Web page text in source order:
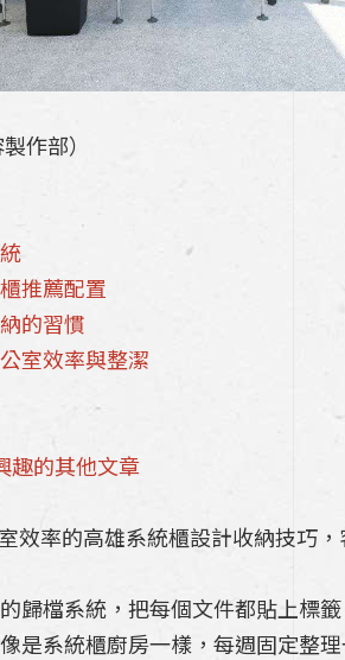
作部）
推薦配置
的習慣
室效率與整潔
趣的其他文章
歸檔系統，把每個文件都貼上標
是系統櫃廚房一樣，每週固定整